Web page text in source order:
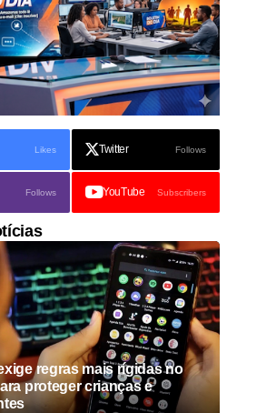
Likes Twitter Follows
Follows YouTube Subscribers
regras mais rígidas no
proteger crianças e